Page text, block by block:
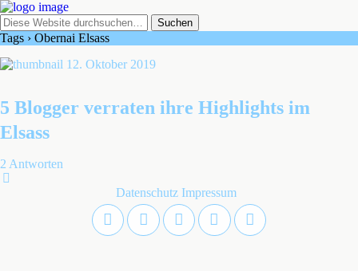
Tags › Obernai Elsass
12. Oktober 2019
5 Blogger verraten ihre Highlights im
Elsass
2 Antworten
Datenschutz Impressum